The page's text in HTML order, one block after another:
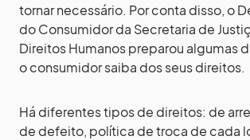
tornar necessário. Por conta disso, o
do Consumidor da Secretaria de
Direitos Humanos preparou algumas
o consumidor saiba dos seus direitos.
Há diferentes tipos de direitos: de
de defeito, política de troca de cada